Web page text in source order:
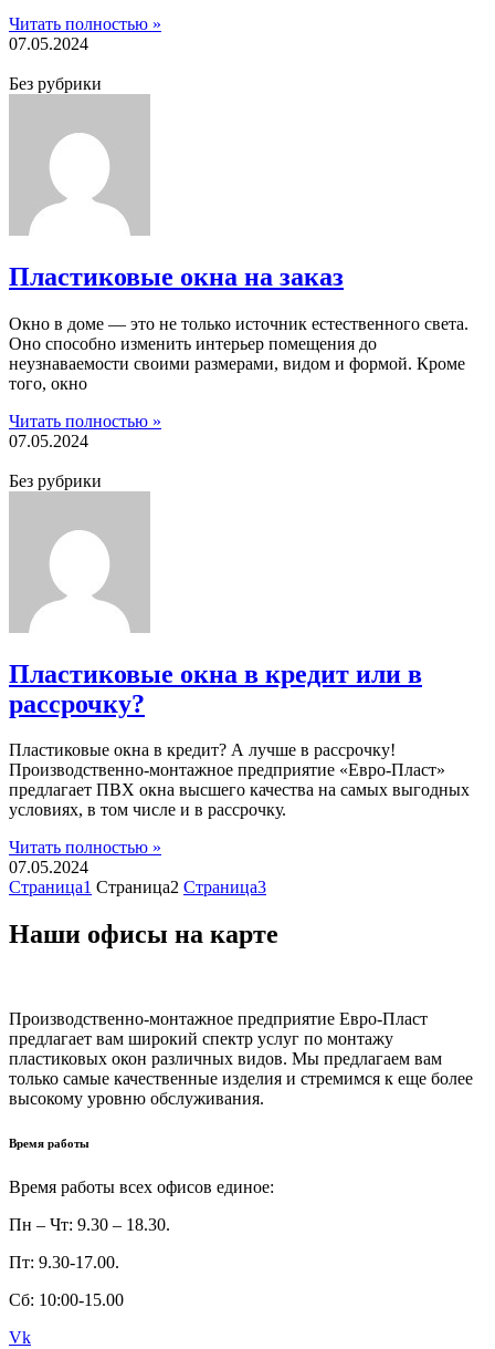
Читать полностью »
07.05.2024
Без рубрики
Пластиковые окна на заказ
Окно в доме — это не только источник естественного света.
Оно способно изменить интерьер помещения до
неузнаваемости своими размерами, видом и формой. Кроме
того, окно
Читать полностью »
07.05.2024
Без рубрики
Пластиковые окна в кредит или в
рассрочку?
Пластиковые окна в кредит? А лучше в рассрочку!
Производственно-монтажное предприятие «Евро-Пласт»
предлагает ПВХ окна высшего качества на самых выгодных
условиях, в том числе и в рассрочку.
Читать полностью »
07.05.2024
Страница1 Страница2 Страница3
Наши офисы на карте
Производственно-монтажное предприятие Евро-Пласт
предлагает вам широкий спектр услуг по монтажу
пластиковых окон различных видов. Мы предлагаем вам
только самые качественные изделия и стремимся к еще более
высокому уровню обслуживания.
Время работы
Время работы всех офисов единое:
Пн – Чт: 9.30 – 18.30.
Пт: 9.30-17.00.
Сб: 10:00-15.00
Vk